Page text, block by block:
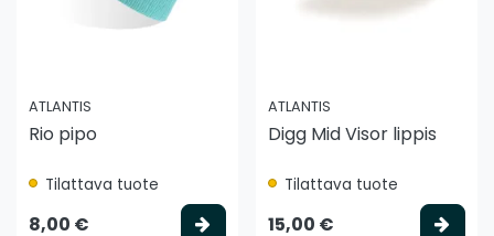
ATLANTIS
Rio pipo
Tilattava tuote
8,00 € Valitse vaihtoehto
ATLANTIS
Digg Mid Visor lippis
Tilattava tuote
15,00 €